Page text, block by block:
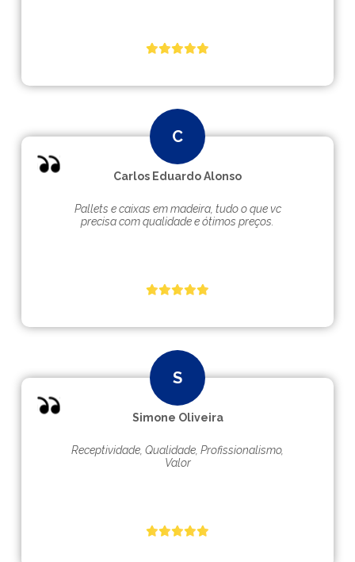
Carlos Eduardo Alonso
Pallets e caixas em madeira, tudo o que vc
precisa com qualidade e ótimos preços.
Simone Oliveira
Receptividade, Qualidade, Profissionalismo,
Valor